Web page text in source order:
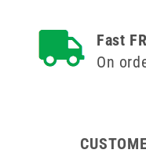
големи
-
Fast
On